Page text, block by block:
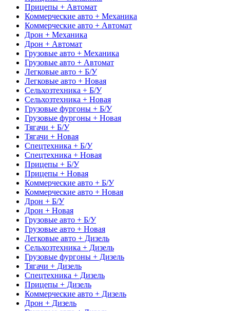
Прицепы + Автомат
Коммерческие авто + Механика
Коммерческие авто + Автомат
Дрон + Механика
Дрон + Автомат
Грузовые авто + Механика
Грузовые авто + Автомат
Легковые авто + Б/У
Легковые авто + Новая
Сельхозтехника + Б/У
Сельхозтехника + Новая
Грузовые фургоны + Б/У
Грузовые фургоны + Новая
Тягачи + Б/У
Тягачи + Новая
Спецтехника + Б/У
Спецтехника + Новая
Прицепы + Б/У
Прицепы + Новая
Коммерческие авто + Б/У
Коммерческие авто + Новая
Дрон + Б/У
Дрон + Новая
Грузовые авто + Б/У
Грузовые авто + Новая
Легковые авто + Дизель
Сельхозтехника + Дизель
Грузовые фургоны + Дизель
Тягачи + Дизель
Спецтехника + Дизель
Прицепы + Дизель
Коммерческие авто + Дизель
Дрон + Дизель